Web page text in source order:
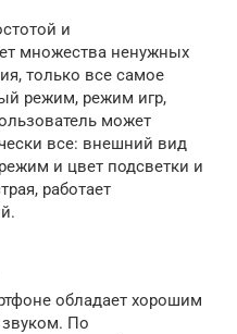
и
множества ненужных
только все самое
режим, режим игр,
может
все: внешний вид
и цвет подсветки и
работает
обладает хорошим
По